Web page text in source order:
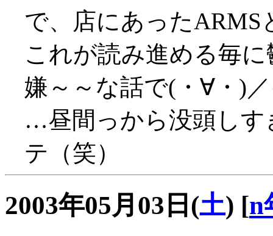
で、店にあった
これが読み進める毎
嫌～～な話で(・∀・)
…昼間っから没頭し
テ（笑）
2003年05月03日(土) [n